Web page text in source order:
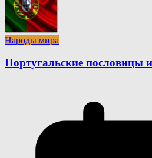
Народы мира
Португальские пословицы